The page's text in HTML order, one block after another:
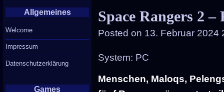
Space Rangers 2 –
Posted on 13. Februar 2024
System: PC
Menschen, Maloqs,
Allgemeines
Welcome
Impressum
Datenschutzerklärung
Games